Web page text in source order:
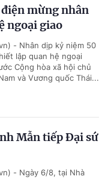
mừng nhân
ngoại giao
- Nhân dịp kỷ niệm 50
lập quan hệ ngoại
Cộng hòa xã hội chủ
và Vương quốc Thái...
Mẫn tiếp Đại sứ
- Ngày 6/8, tại Nhà